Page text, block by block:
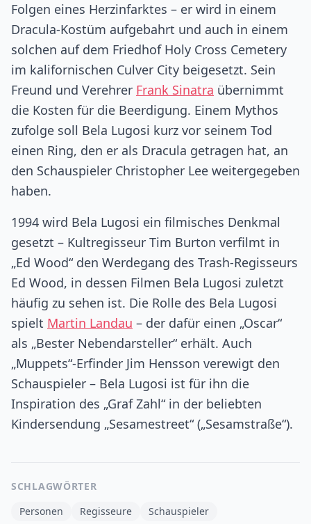
Folgen eines Herzinfarktes – er wird in einem
Dracula-Kostüm aufgebahrt und auch in einem
solchen auf dem Friedhof Holy Cross Cemetery
im kalifornischen Culver City beigesetzt. Sein
Freund und Verehrer Frank Sinatra übernimmt
die Kosten für die Beerdigung. Einem Mythos
zufolge soll Bela Lugosi kurz vor seinem Tod
einen Ring, den er als Dracula getragen hat, an
den Schauspieler Christopher Lee weitergegeben
haben.
1994 wird Bela Lugosi ein filmisches Denkmal
gesetzt – Kultregisseur Tim Burton verfilmt in
„Ed Wood“ den Werdegang des Trash-Regisseurs
Ed Wood, in dessen Filmen Bela Lugosi zuletzt
häufig zu sehen ist. Die Rolle des Bela Lugosi
spielt Martin Landau – der dafür einen „Oscar“
als „Bester Nebendarsteller“ erhält. Auch
„Muppets“-Erfinder Jim Hensson verewigt den
Schauspieler – Bela Lugosi ist für ihn die
Inspiration des „Graf Zahl“ in der beliebten
Kindersendung „Sesamestreet“ („Sesamstraße“).
SCHLAGWÖRTER
Personen
Regisseure Schauspieler